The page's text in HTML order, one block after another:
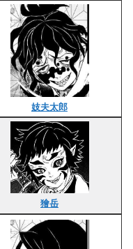
妓夫太郎
獪岳